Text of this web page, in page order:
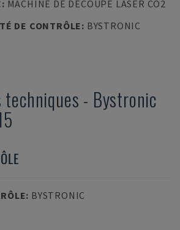
: MACHINE DE DÉCOUPE LASER CO2
DE CONTRÔLE: BYSTRONIC
- Bystronic
: BYSTRONIC